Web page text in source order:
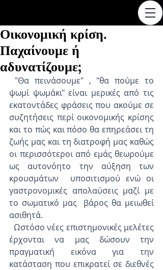
Οικονομική κρίση.
Παχαίνουμε ή
αδυνατίζουμε;
ψωμί ψωμάκι" είναι μερικές από τις
εκατοντάδες φράσεις που ακούμε σε
συζητήσεις περί οικονομικής κρίσης
και το πώς και πόσο θα επηρεάσει τη
ζωής μας και τη διατροφή μας καθώς
οι περισσότεροι από εμάς θεωρούμε
ως αυτονόητο την αύξηση των
κρουσμάτων  υποσιτισμού ενώ οι
γαστρονομικές απολαύσεις μαζί με
το σωματικό μας  βάρος θα μειωθεί
ασιθητά.
έρχονται να μας δώσουν την
πραγματική εικόνα για την
κατάσταση που επικρατεί σε διεθνές